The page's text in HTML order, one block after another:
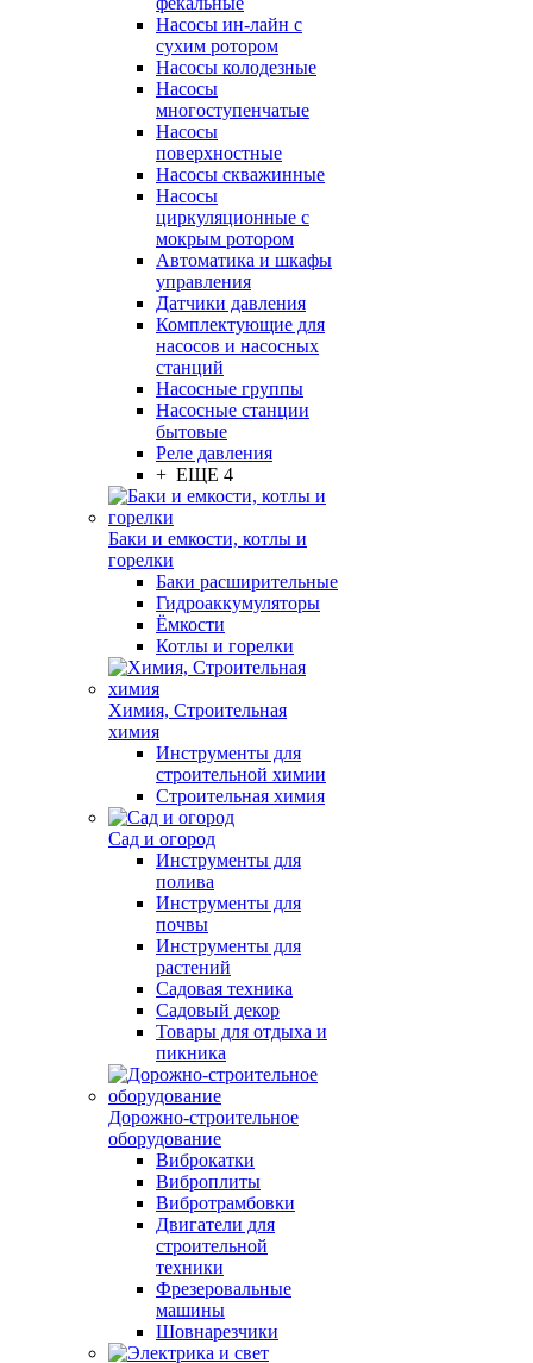
Насосы ин-лайн с
сухим ротором
Насосы колодезные
Насосы
многоступенчатые
Насосы
поверхностные
Насосы скважинные
Насосы
циркуляционные с
мокрым ротором
Автоматика и шкафы
управления
Датчики давления
Комплектующие для
насосов и насосных
станций
Насосные группы
Насосные станции
бытовые
Реле давления
+ ЕЩЕ 4
Баки и емкости, котлы и
горелки
Баки расширительные
Гидроаккумуляторы
Ёмкости
Котлы и горелки
Химия, Строительная
химия
Инструменты для
строительной химии
Строительная химия
Сад и огород
Инструменты для
полива
Инструменты для
почвы
Инструменты для
растений
Садовая техника
Садовый декор
Товары для отдыха и
пикника
Дорожно-строительное
оборудование
Виброкатки
Виброплиты
Вибротрамбовки
Двигатели для
строительной
техники
Фрезеровальные
машины
Шовнарезчики